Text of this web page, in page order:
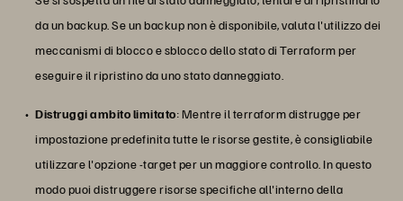
da un backup. Se un backup non è disponibile, valuta l'utilizzo dei
meccanismi di blocco e sblocco dello stato di Terraform per
eseguire il ripristino da uno stato danneggiato.
Distruggi ambito limitato: Mentre il terraform distrugge per
impostazione predefinita tutte le risorse gestite, è consigliabile
utilizzare l'opzione -target per un maggiore controllo. In questo
modo puoi distruggere risorse specifiche all'interno della